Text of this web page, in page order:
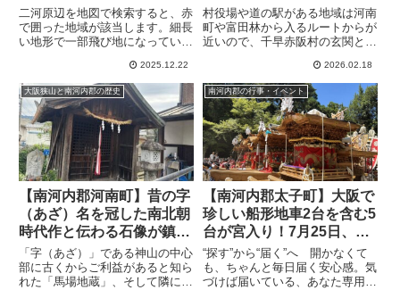
がら地名の由来を調べてみ
た
二河原辺を地図で検索すると、赤
で囲った地域が該当します。細長
い地形で一部飛び地になっている
の中です。あの道の駅ちはやあか
さかの住所が二河原辺だという事
実で、周りの施設は水分です
2025.12.22
歩きながら歴史に思いを馳
せる
村役場や道の駅がある地域は河南
町や富田林から入るルートからが
近いので、千早赤阪村の玄関と言
2026.02.18
大阪狭山と南河内郡の歴史
【南河内郡河南町】昔の字
（あざ）名を冠した南北朝
時代作と伝わる石像が鎮座
する神山の馬場地蔵
「字（あざ）」である神山の中心
部に古くからご利益があると知ら
れた「馬場地蔵」、そして隣に鎮
南河内郡の行事・イベント
【南河内郡太子町】大阪で
珍しい船形地車2台を含む5
台が宮入り！7月25日、26
日に山田地区科長神社の夏
祭り
“探す”から“届く”へ 開かなくて
も、ちゃんと毎日届く安心感。気
づけば届いている、あなた専用の